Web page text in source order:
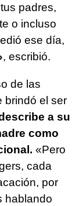
padres,
o incluso
ese día,
, escribió.
de las
brindó el ser
a su
como
«Pero
cada
por
hablando